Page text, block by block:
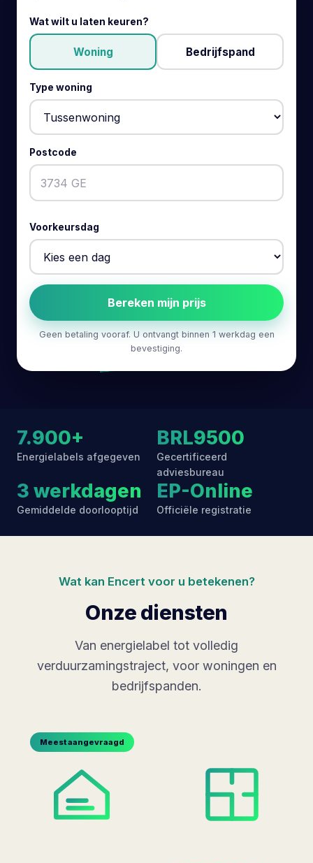
Wat wilt u laten keuren?
Woning Bedrijfspand
Type woning
Postcode
Voorkeursdag
Bereken mijn prijs
Geen betaling vooraf. U ontvangt binnen 1 werkdag een
bevestiging.
7.900+
Energielabels afgegeven
BRL9500
Gecertificeerd
adviesbureau
3 werkdagen
Gemiddelde doorlooptijd
EP-Online
Officiële registratie
Wat kan Encert voor u betekenen?
Onze diensten
Van energielabel tot volledig
verduurzamingstraject, voor woningen en
bedrijfspanden.
Meest aangevraagd